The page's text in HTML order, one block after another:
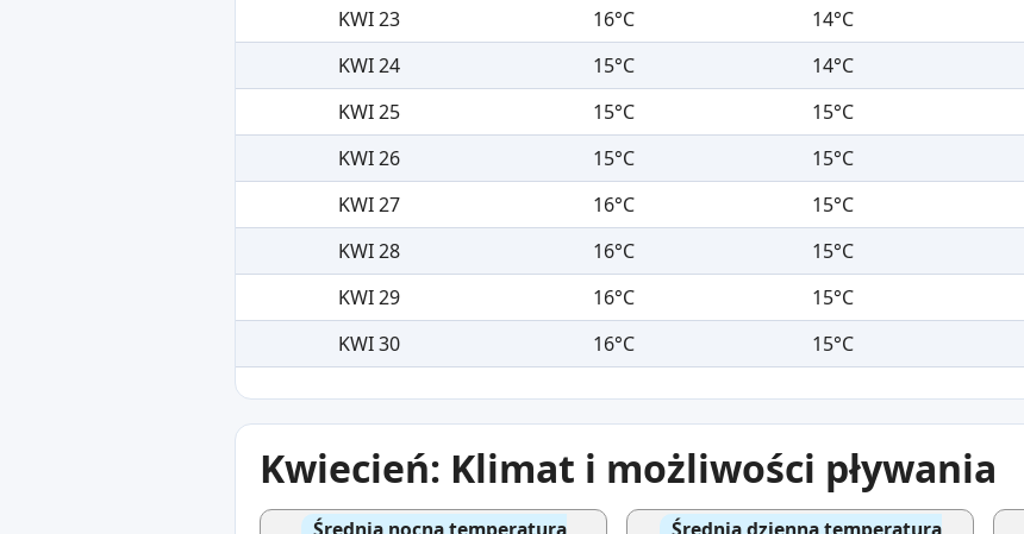
KWI 23
16°C 14°C
KWI 24
15°C 14°C
KWI 25
15°C 15°C
KWI 26
15°C 15°C
KWI 27
16°C 15°C
KWI 28
16°C 15°C
KWI 29
16°C 15°C
KWI 30
16°C 15°C
Kwiecień: Klimat i możliwości pływania